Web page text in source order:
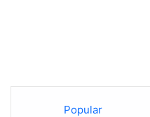
Popular